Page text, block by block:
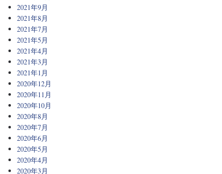
2021年9月
2021年8月
2021年7月
2021年5月
2021年4月
2021年3月
2021年1月
2020年12月
2020年11月
2020年10月
2020年8月
2020年7月
2020年6月
2020年5月
2020年4月
2020年3月